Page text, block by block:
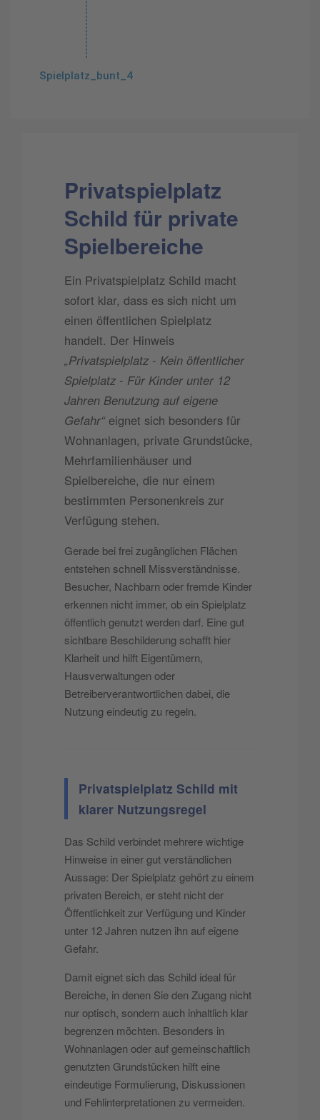
Spielplatz_bunt_4
Privatspielplatz
Schild für private
Spielbereiche
Ein Privatspielplatz Schild macht
sofort klar, dass es sich nicht um
einen öffentlichen Spielplatz
handelt. Der Hinweis
„Privatspielplatz - Kein öffentlicher
Spielplatz - Für Kinder unter 12
Jahren Benutzung auf eigene
Gefahr“ eignet sich besonders für
Wohnanlagen, private Grundstücke,
Mehrfamilienhäuser und
Spielbereiche, die nur einem
bestimmten Personenkreis zur
Verfügung stehen.
Gerade bei frei zugänglichen Flächen
entstehen schnell Missverständnisse.
Besucher, Nachbarn oder fremde Kinder
erkennen nicht immer, ob ein Spielplatz
öffentlich genutzt werden darf. Eine gut
sichtbare Beschilderung schafft hier
Klarheit und hilft Eigentümern,
Hausverwaltungen oder
Betreiberverantwortlichen dabei, die
Nutzung eindeutig zu regeln.
Privatspielplatz Schild mit
klarer Nutzungsregel
Das Schild verbindet mehrere wichtige
Hinweise in einer gut verständlichen
Aussage: Der Spielplatz gehört zu einem
privaten Bereich, er steht nicht der
Öffentlichkeit zur Verfügung und Kinder
unter 12 Jahren nutzen ihn auf eigene
Gefahr.
Damit eignet sich das Schild ideal für
Bereiche, in denen Sie den Zugang nicht
nur optisch, sondern auch inhaltlich klar
begrenzen möchten. Besonders in
Wohnanlagen oder auf gemeinschaftlich
genutzten Grundstücken hilft eine
eindeutige Formulierung, Diskussionen
und Fehlinterpretationen zu vermeiden.